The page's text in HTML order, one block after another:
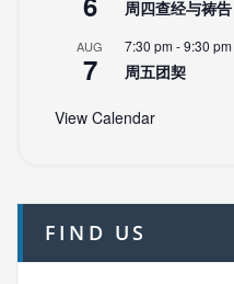
周四查经与祷告
AUG
7
7:30 pm-9:30 pm
周五团契
View Calendar
FIND US